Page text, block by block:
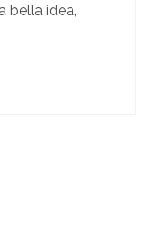
bella idea,